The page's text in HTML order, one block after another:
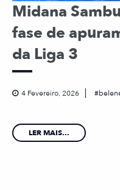
Midana
fase de
da Liga 3
4 Fevereiro, 2026
LER MAIS...